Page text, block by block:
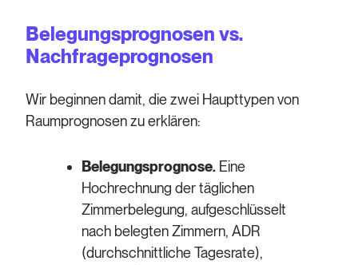
Belegungsprognosen vs.
Nachfrageprognosen
Wir beginnen damit, die zwei Haupttypen von
Raumprognosen zu erklären:
Belegungsprognose. Eine
Hochrechnung der täglichen
Zimmerbelegung, aufgeschlüsselt
nach belegten Zimmern, ADR
(durchschnittliche Tagesrate),